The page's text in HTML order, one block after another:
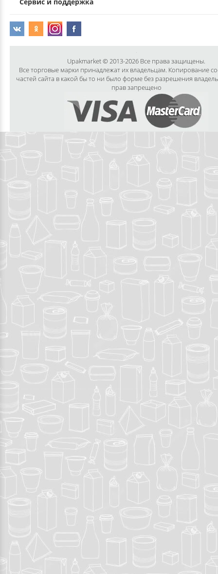
Сервис и поддержка
Upakmarket © 2013-2026 Все права защищены.
Все торговые марки принадлежат их владельцам. Копирование
частей сайта в какой бы то ни было форме без разрешения
прав запрещено